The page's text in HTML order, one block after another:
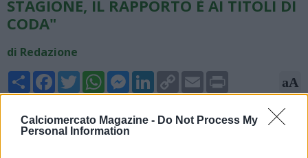
Calciomercato Magazine - Do Not Process My
Personal Information
STAGIONE, IL RAPPORTO È AI TITOLI DI
CODA"
di Redazione
Share FacebookTwitterWhatsAppMessengerLinkedInCopy
Link
Email aA